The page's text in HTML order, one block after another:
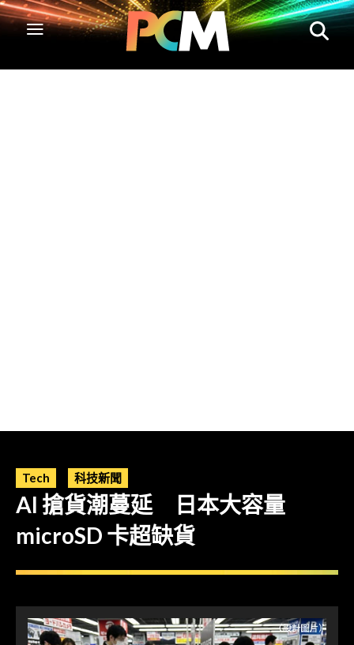
Tech 科技新聞
AI 搶貨潮蔓延 日本大容量
microSD 卡超缺貨